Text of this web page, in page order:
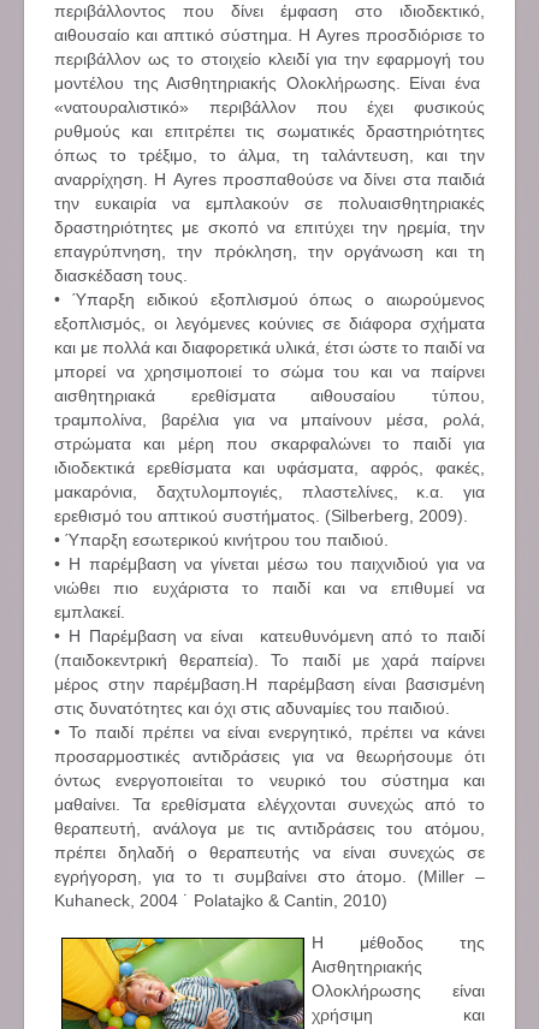
περιβάλλοντος που δίνει έμφαση στο ιδιοδεκτικό,
αιθουσαίο και απτικό σύστημα. Η Ayres προσδιόρισε το
περιβάλλον ως το στοιχείο κλειδί για την εφαρμογή του
μοντέλου της Αισθητηριακής Ολοκλήρωσης. Είναι ένα
«νατουραλιστικό» περιβάλλον που έχει φυσικούς
ρυθμούς και επιτρέπει τις σωματικές δραστηριότητες
όπως το τρέξιμο, το άλμα, τη ταλάντευση, και την
αναρρίχηση. Η Ayres προσπαθούσε να δίνει στα παιδιά
την ευκαιρία να εμπλακούν σε πολυαισθητηριακές
δραστηριότητες με σκοπό να επιτύχει την ηρεμία, την
επαγρύπνηση, την πρόκληση, την οργάνωση και τη
διασκέδαση τους.
• Ύπαρξη ειδικού εξοπλισμού όπως ο αιωρούμενος
εξοπλισμός, οι λεγόμενες κούνιες σε διάφορα σχήματα
και με πολλά και διαφορετικά υλικά, έτσι ώστε το παιδί να
μπορεί να χρησιμοποιεί το σώμα του και να παίρνει
αισθητηριακά ερεθίσματα αιθουσαίου τύπου,
τραμπολίνα, βαρέλια για να μπαίνουν μέσα, ρολά,
στρώματα και μέρη που σκαρφαλώνει το παιδί για
ιδιοδεκτικά ερεθίσματα και υφάσματα, αφρός, φακές,
μακαρόνια, δαχτυλομπογιές, πλαστελίνες, κ.α. για
ερεθισμό του απτικού συστήματος. (Silberberg, 2009).
• Ύπαρξη εσωτερικού κινήτρου του παιδιού.
• Η παρέμβαση να γίνεται μέσω του παιχνιδιού για να
νιώθει πιο ευχάριστα το παιδί και να επιθυμεί να
εμπλακεί.
• Η Παρέμβαση να είναι κατευθυνόμενη από το παιδί
(παιδοκεντρική θεραπεία). Το παιδί με χαρά παίρνει
μέρος στην παρέμβαση.Η παρέμβαση είναι βασισμένη
στις δυνατότητες και όχι στις αδυναμίες του παιδιού.
• Το παιδί πρέπει να είναι ενεργητικό, πρέπει να κάνει
προσαρμοστικές αντιδράσεις για να θεωρήσουμε ότι
όντως ενεργοποιείται το νευρικό του σύστημα και
μαθαίνει. Τα ερεθίσματα ελέγχονται συνεχώς από το
θεραπευτή, ανάλογα με τις αντιδράσεις του ατόμου,
πρέπει δηλαδή ο θεραπευτής να είναι συνεχώς σε
εγρήγορση, για το τι συμβαίνει στο άτομο. (Miller –
Kuhaneck, 2004 ˙ Polatajko & Cantin, 2010)
Η μέθοδος της
Αισθητηριακής
Ολοκλήρωσης είναι
χρήσιμη και